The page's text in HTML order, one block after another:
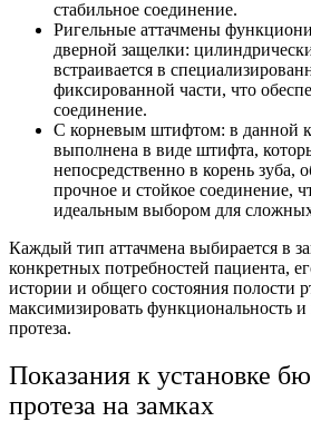
стабильное соединение.
Ригельные аттачмены
дверной защелки:
встраивается в
фиксированной части, что
соединение.
С корневым штифтом: в данной
выполнена в виде штифта,
непосредственно в корень зуба,
прочное и стойкое соединение,
идеальным выбором для
Каждый тип аттачмена выбирается в
конкретных потребностей пациента,
истории и общего состояния полости
максимизировать функциональность
протеза.
Показания к установке
протеза на замках